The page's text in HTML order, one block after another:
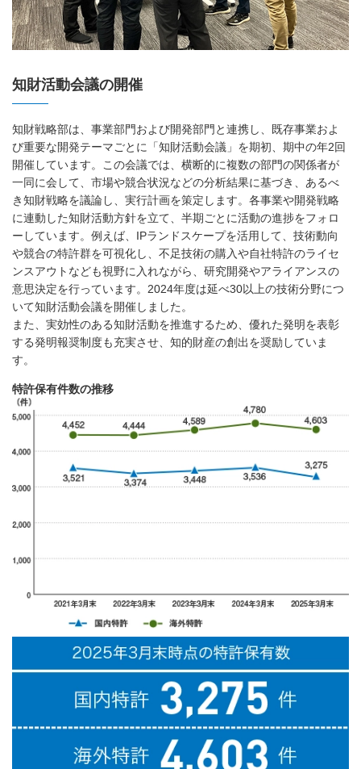
知財活動会議の開催
知財戦略部は、事業部門および開発部門と連携し、既存事業およ
び重要な開発テーマごとに「知財活動会議」を期初、期中の年2回
開催しています。この会議では、横断的に複数の部門の関係者が
一同に会して、市場や競合状況などの分析結果に基づき、あるべ
き知財戦略を議論し、実行計画を策定します。各事業や開発戦略
に連動した知財活動方針を立て、半期ごとに活動の進捗をフォロ
ーしています。例えば、IPランドスケープを活用して、技術動向
や競合の特許群を可視化し、不足技術の購入や自社特許のライセ
ンスアウトなども視野に入れながら、研究開発やアライアンスの
意思決定を行っています。2024年度は延べ30以上の技術分野につ
いて知財活動会議を開催しました。
また、実効性のある知財活動を推進するため、優れた発明を表彰
する発明報奨制度も充実させ、知的財産の創出を奨励していま
す。
特許保有件数の推移